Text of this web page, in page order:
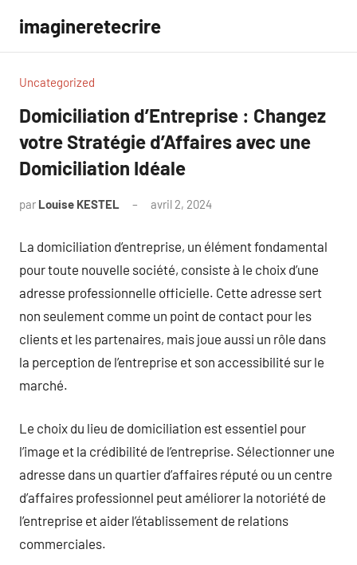
contenu
imagineretecrire
Uncategorized
Domiciliation d’Entreprise : Changez
votre Stratégie d’Affaires avec une
Domiciliation Idéale
par Louise KESTEL avril 2, 2024
La domiciliation d’entreprise, un élément fondamental
pour toute nouvelle société, consiste à le choix d’une
adresse professionnelle officielle. Cette adresse sert
non seulement comme un point de contact pour les
clients et les partenaires, mais joue aussi un rôle dans
la perception de l’entreprise et son accessibilité sur le
marché.
Le choix du lieu de domiciliation est essentiel pour
l’image et la crédibilité de l’entreprise. Sélectionner une
adresse dans un quartier d’affaires réputé ou un centre
d’affaires professionnel peut améliorer la notoriété de
l’entreprise et aider l’établissement de relations
commerciales.